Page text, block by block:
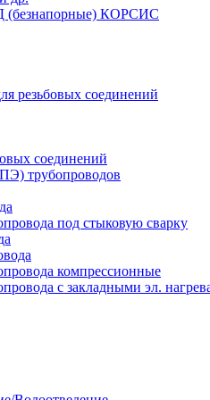
(безнапорные) КОРСИС
резьбовых соединений
соединений
трубопроводов
под стыковую сварку
компрессионные
с закладными эл.